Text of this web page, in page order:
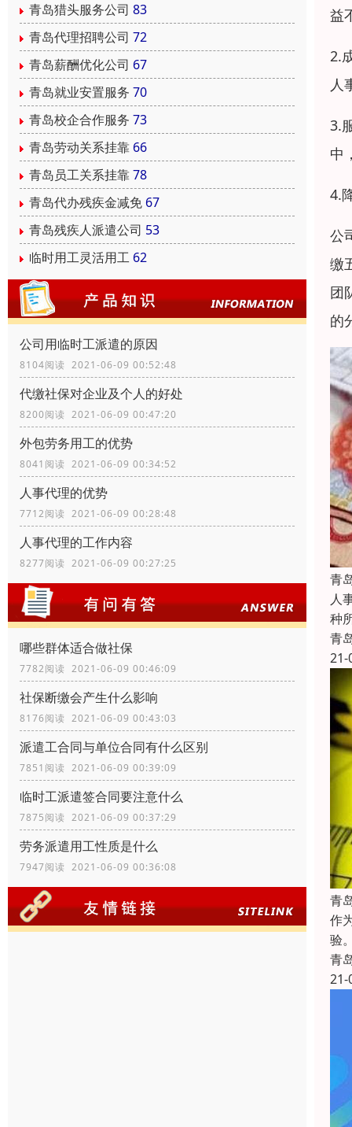
青岛猎头服务公司 83
青岛代理招聘公司 72
青岛薪酬优化公司 67
青岛就业安置服务 70
青岛校企合作服务 73
青岛劳动关系挂靠 66
青岛员工关系挂靠78
青岛代办残疾金减免 67
青岛残疾人派遣公司 53
临时用工灵活用工 62
公司用临时工派遣的原因
8104阅读 2021-06-09 00:52:48
代缴社保对企业及个人的好处
8200阅读 2021-06-09 00:47:20
外包劳务用工的优势
8041阅读 2021-06-09 00:34:52
人事代理的优势
7712阅读 2021-06-09 00:28:48
人事代理的工作内容
8277阅读 2021-06-09 00:27:25
哪些群体适合做社保
7782阅读 2021-06-09 00:46:09
社保断缴会产生什么影响
8176阅读 2021-06-09 00:43:03
派遣工合同与单位合同有什么区别
7851阅读 2021-06-09 00:39:09
临时工派遣签合同要注意什么
7875阅读 2021-06-09 00:37:29
劳务派遣用工性质是什么
7947阅读 2021-06-09 00:36:08
益
2.
人
3.
中
4.
公
缴
团
的
青
人
种
青
21-
青
作
验
青
21-